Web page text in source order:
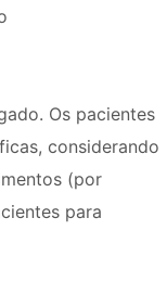
Os pacientes
considerando
(por
para